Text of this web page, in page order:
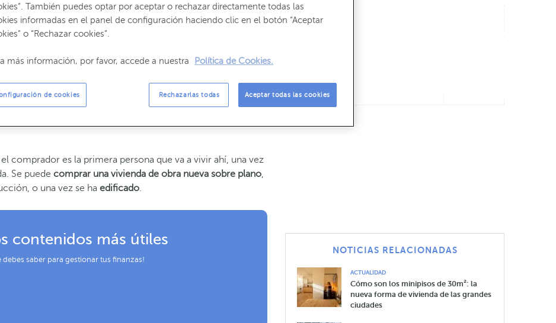
estilo de vida una casa o un piso, o incluso otras opciones
pasivas. Y a la hora de hacer visitasdeberásmirar con lupa
serel estado de los grifos
una mudanza futura
de obra nueva? Tenlo claro
casa o piso de obra nueva
comprador es la primera persona que va a vivir ahí, una vez
Se puede comprar una vivienda de obra nueva sobre plano,
o una vez se ha edificado.
contenidos más útiles
debes saber para gestionar tus finanzas!
NOTICIAS RELACIONADAS
ACTUALIDAD
Cómo son los minipisos de 30m²: la
nueva forma de vivienda de las grandes
ciudades
También puedes optar por aceptar o rechazar directamente todas las
informadas en el panel de configuración haciendo clic en el botón “Aceptar
o “Rechazar cookies”.
más información, por favor, accede a nuestra Política de Cookies.
de cookies Rechazarlas todas Aceptar todas las cookies